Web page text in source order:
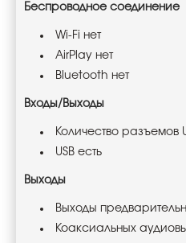
Беспроводное соединение
Wi-Fi нет
AirPlay нет
Bluetooth нет
Входы/Выходы
Количество разъемов
USB есть
Выходы
Выходы
Коаксиальных